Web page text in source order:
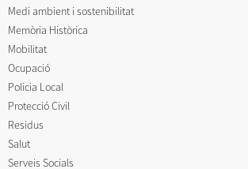
Medi ambient i sostenibilitat
Memòria Històrica
Mobilitat
Ocupació
Policia Local
Protecció Civil
Residus
Salut
Serveis Socials